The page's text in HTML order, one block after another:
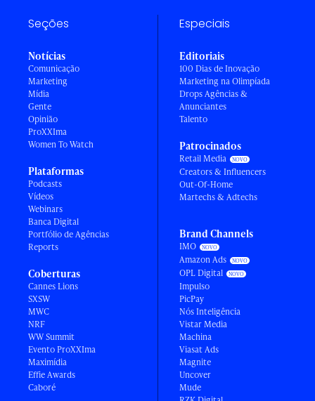
Seções
Notícias
Comunicação
Marketing
Mídia
Gente
Opinião
ProXXIma
Women To Watch
Plataformas
Podcasts
Vídeos
Webinars
Banca Digital
Portfólio de Agências
Reports
Coberturas
Cannes Lions
SXSW
MWC
NRF
WW Summit
Evento ProXXIma
Maximídia
Effie Awards
Caboré
Especiais
Editoriais
100 Dias de Inovação
Marketing na Olimpíada
Drops Agências &
Anunciantes
Talento
Patrocinados
Retail Media
Creators & Influencers
Out-Of-Home
Martechs & Adtechs
Brand Channels
IMO
Amazon Ads
OPL Digital
Impulso
PicPay
Nós Inteligência
Vistar Media
Machina
Viasat Ads
Magnite
Uncover
Mude